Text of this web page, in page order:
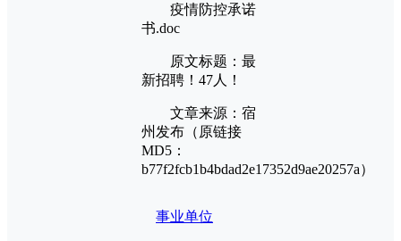
疫情防控承诺
书.doc
原文标题：最
新招聘！47人！
文章来源：宿
州发布（原链接
MD5：
b77f2fcb1b4bdad2e17352d9ae20257a）
事业单位